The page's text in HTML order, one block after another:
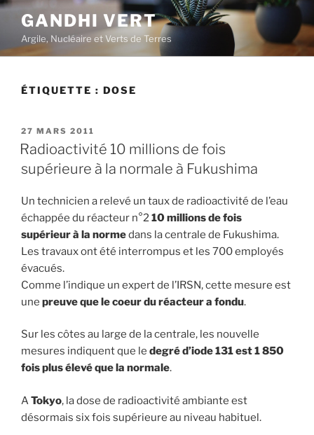
Aller
contenu
principal
GANDHI VERT
Argile, Nucléaire et Verts de Terres
ÉTIQUETTE : DOSE
PUBLIÉ
LE
27 MARS 2011
Radioactivité 10 millions de fois
supérieure à la normale à Fukushima
Un technicien a relevé un taux de radioactivité de l’eau
échappée du réacteur n°210 millions de fois
supérieur à la normedans la centrale de Fukushima.
Les travaux ont été interrompus et les 700 employés
évacués.
Comme l’indique un expert de l’IRSN, cette mesure est
une preuve que le coeur du réacteur a fondu.
Sur les côtes au large de la centrale, les nouvelle
mesures indiquent que le degré d’iode 131 est 1 850
fois plus élevé que la normale.
ATokyo, la dose de radioactivité ambiante est
désormais six fois supérieure au niveau habituel.